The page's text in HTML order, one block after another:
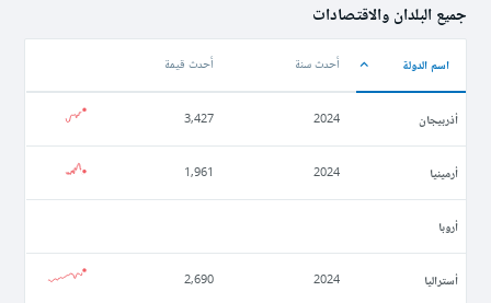
جميع البلدان والاقتصادات
اسم الدولة أحدث سنة أحدث قيمة
أذربيجان 2024
3,427
أرمينيا 2024
1,961
أروبا
أستراليا 2024
2,690